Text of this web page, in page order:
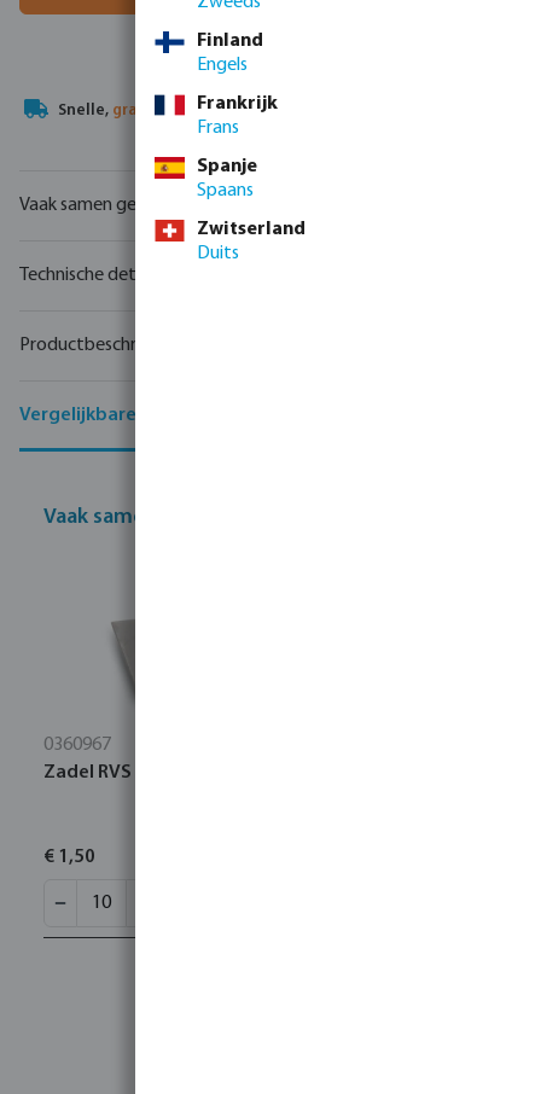
Uw handelspartner
Vaak samen gekocht
Technische details
Productbeschrijving
Vergelijkbare producten
Vaak samen gekocht
0360967
Zadel RVS 304 25-26 mm
€ 1,50
Finland
Engels
Frankrijk
Frans
Spanje
Spaans
Zwitserland
Duits